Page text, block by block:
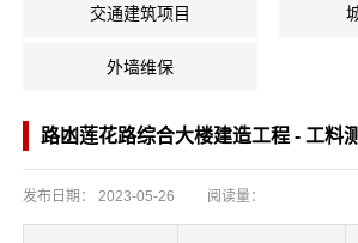
交通建筑项目
外墙维保
路凼莲花路综合大楼建造工程 - 工料
发布日期： 2023-05-26 阅读量：